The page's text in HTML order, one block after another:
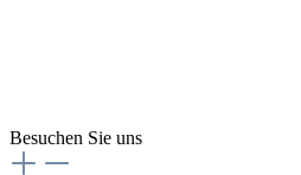
Besuchen Sie uns